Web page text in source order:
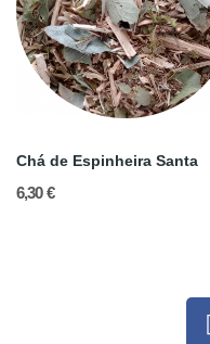
Chá de Espinheira Santa
6,30 €